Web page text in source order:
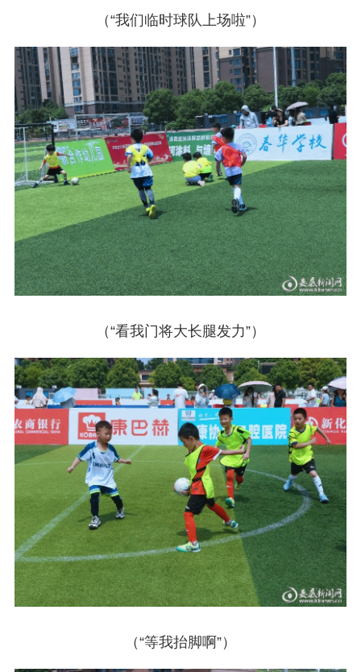
（“我们临时球队上场啦”）
（“看我门将大长腿发力”）
（“等我抬脚啊”）